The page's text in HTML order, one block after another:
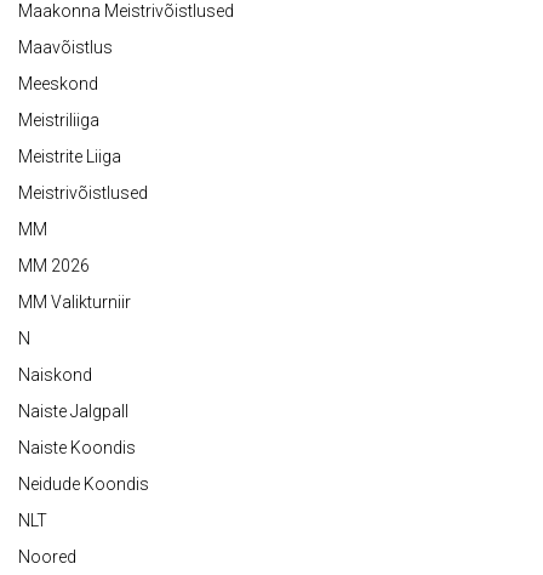
Maakonna Meistrivõistlused
Maavõistlus
Meeskond
Meistriliiga
Meistrite Liiga
Meistrivõistlused
MM
MM 2026
MM Valikturniir
N
Naiskond
Naiste Jalgpall
Naiste Koondis
Neidude Koondis
NLT
Noored